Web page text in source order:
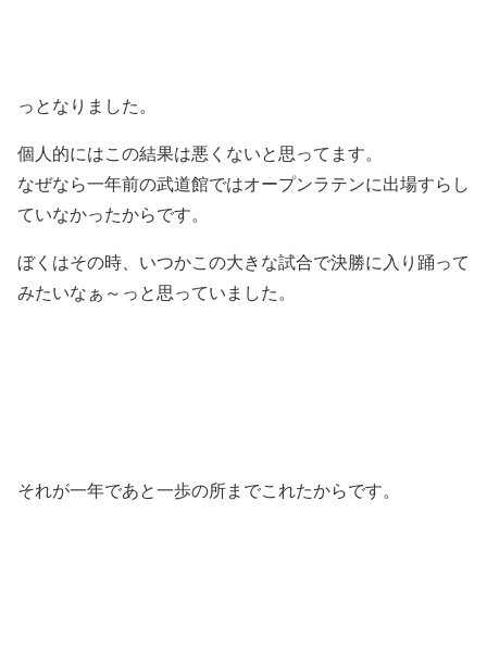
っとなりました。
個人的にはこの結果は悪くないと思ってます。
なぜなら一年前の武道館ではオープンラテンに出場すらし
ていなかったからです。
ぼくはその時、いつかこの大きな試合で決勝に入り踊って
みたいなぁ～っと思っていました。
それが一年であと一歩の所までこれたからです。